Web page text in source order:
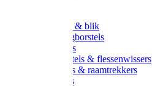
Handveger & blik
Voetenveegborstels
Handvegers
Afwasborstels & flessenwissers
Wasborstels & raamtrekkers
Tonborstels